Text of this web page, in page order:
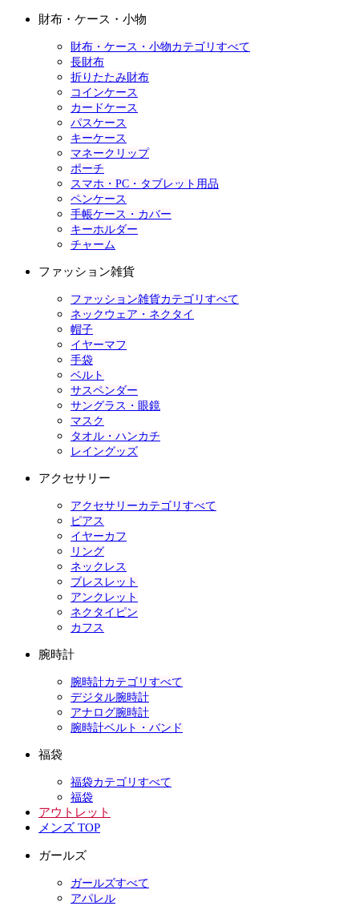
財布・ケース・小物
財布・ケース・小物カテゴリすべて
長財布
折りたたみ財布
コインケース
カードケース
パスケース
キーケース
マネークリップ
ポーチ
スマホ・PC・タブレット用品
ペンケース
手帳ケース・カバー
キーホルダー
チャーム
ファッション雑貨
ファッション雑貨カテゴリすべて
ネックウェア・ネクタイ
帽子
イヤーマフ
手袋
ベルト
サスペンダー
サングラス・眼鏡
マスク
タオル・ハンカチ
レイングッズ
アクセサリー
アクセサリーカテゴリすべて
ピアス
イヤーカフ
リング
ネックレス
ブレスレット
アンクレット
ネクタイピン
カフス
腕時計
腕時計カテゴリすべて
デジタル腕時計
アナログ腕時計
腕時計ベルト・バンド
福袋
福袋カテゴリすべて
福袋
アウトレット
メンズ TOP
ガールズ
ガールズすべて
アパレル